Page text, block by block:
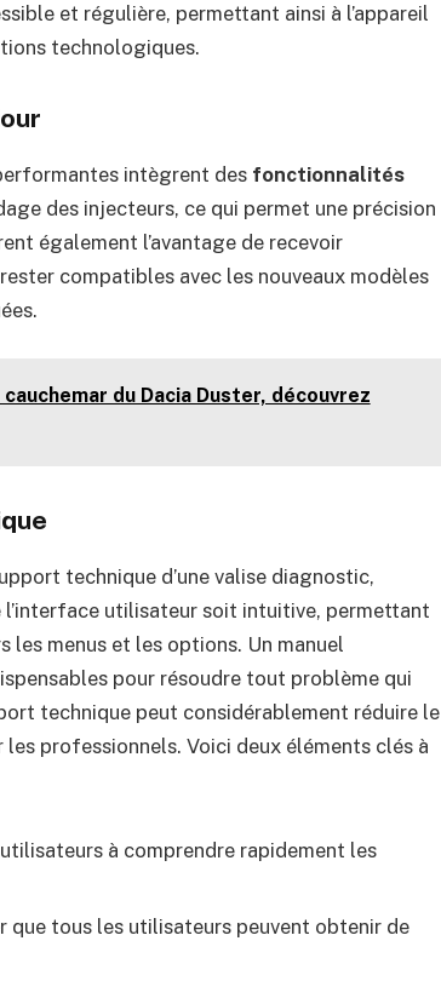
et régulière, permettant ainsi à l’appareil
technologiques.
intègrent des fonctionnalités
des injecteurs, ce qui permet une précision
également l’avantage de recevoir
compatibles avec les nouveaux modèles
du Dacia Duster, découvrez
technique d’une valise diagnostic,
utilisateur soit intuitive, permettant
les menus et les options. Un manuel
pour résoudre tout problème qui
technique peut considérablement réduire le
professionnels. Voici deux éléments clés à
à comprendre rapidement les
que tous les utilisateurs peuvent obtenir de